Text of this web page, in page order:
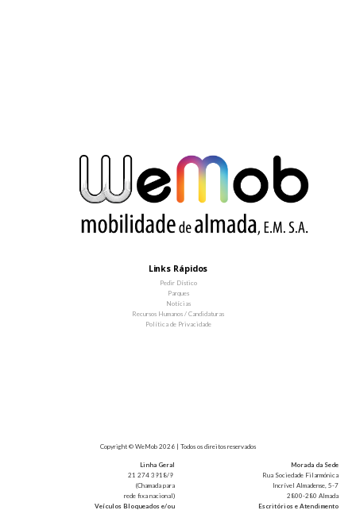
Links Rápidos
Pedir Dístico
Parques
Notícias
Recursos Humanos / Candidaturas
Política de Privacidade
Copyright © WeMob 2026 | Todos os direitos reservados
Linha Geral
21 274 3918/9
(Chamada para
rede fixa nacional)
Veículos Bloqueados e/ou
Morada da Sede
Rua Sociedade Filarmónica
Incrível Almadense, 5-7
2800-280 Almada
Escritórios e Atendimento